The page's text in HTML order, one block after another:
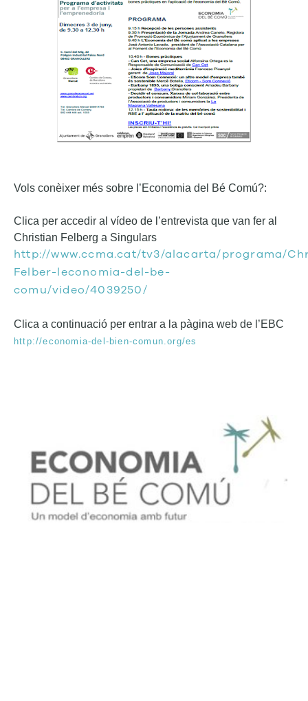
Vols conèixer més sobre l’Economia del Bé Comú?:
Clica per accedir al vídeo de l’entrevista que van fer al
Christian Felberg a Singulars
http://www.ccma.cat/tv3/alacarta/programa/
Felber-leconomia-del-be-
comu/video/4039250/
Clica a continuació per entrar a la pàgina web de l’EBC
http://economia-del-bien-comun.org/es